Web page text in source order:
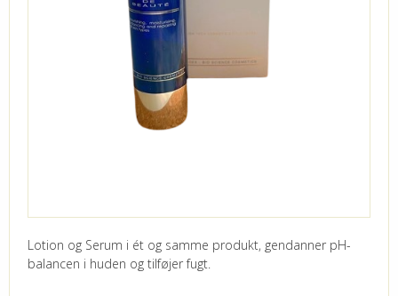
Lotion og Serum i ét og samme produkt, gendanner pH-
balancen i huden og tilføjer fugt.